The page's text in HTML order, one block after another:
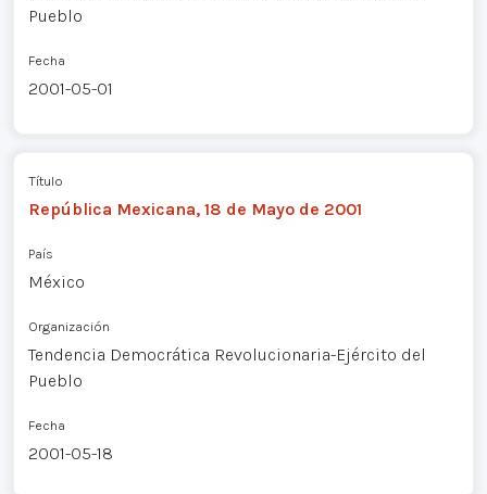
Pueblo
Fecha
2001-05-01
Título
República Mexicana, 18 de Mayo de 2001
País
México
Organización
Tendencia Democrática Revolucionaria-Ejército del
Pueblo
Fecha
2001-05-18